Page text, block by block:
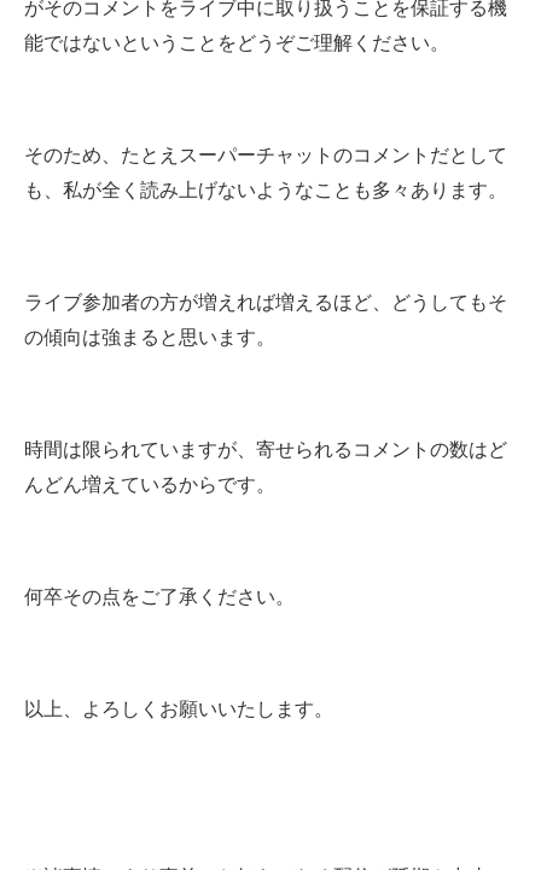
がそのコメントをライブ中に取り扱うことを保証する機
能ではないということをどうぞご理解ください。
そのため、たとえスーパーチャットのコメントだとして
も、私が全く読み上げないようなことも多々あります。
ライブ参加者の方が増えれば増えるほど、どうしてもそ
の傾向は強まると思います。
時間は限られていますが、寄せられるコメントの数はど
んどん増えているからです。
何卒その点をご了承ください。
以上、よろしくお願いいたします。